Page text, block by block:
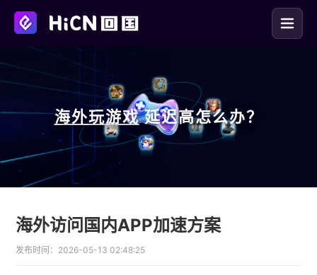
海外玩游戏 延迟高怎么办？
海外访问国内APP加速方案
发布时间： 2026-05-13 02:48:25